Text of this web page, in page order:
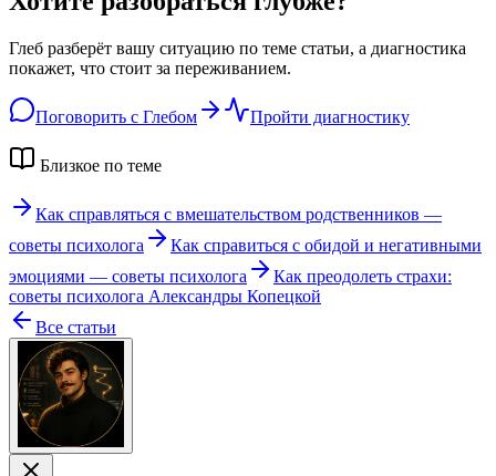
Глеб разберёт вашу ситуацию по теме статьи, а диагностика
покажет, что стоит за переживанием.
Поговорить с Глебом Пройти диагностику
Близкое по теме
Как справляться с вмешательством родственников —
советы психолога
Как справиться с обидой и негативными
эмоциями — советы психолога
Как преодолеть страхи:
советы психолога Александры Копецкой
Все статьи